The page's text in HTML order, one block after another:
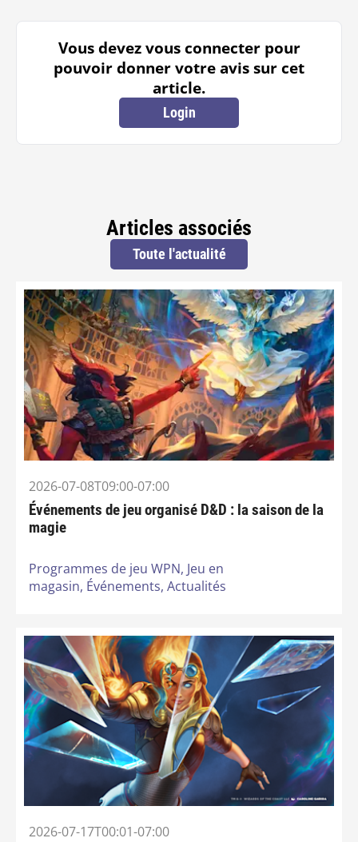
Vous devez vous connecter pour
pouvoir donner votre avis sur cet
article.
Login
Articles associés
Toute l'actualité
2026-07-08T09:00-07:00
Événements de jeu organisé D&D : la saison de la
magie
Programmes de jeu WPN, Jeu en
magasin, Événements, Actualités
2026-07-17T00:01-07:00